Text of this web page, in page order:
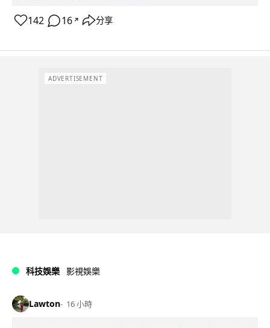
142 16 ↗ 分享
ADVERTISEMENT
科技娛樂 影視娛樂
Lawton 16 小時